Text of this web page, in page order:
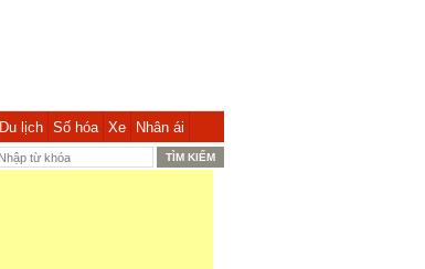
Du lịch Số hóa Xe Nhân ái